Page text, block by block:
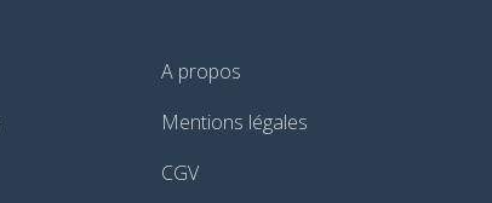
A propos
Mentions légales
CGV